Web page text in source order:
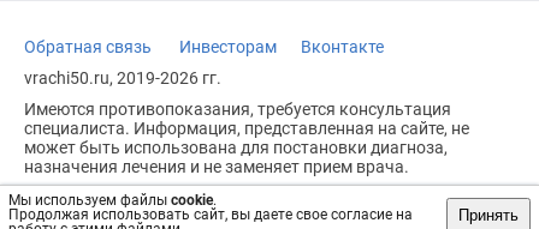
Мы используем файлы cookie.
Продолжая использовать сайт, вы даете свое согласие на
Принять
Обратная связь Инвесторам
Вконтакте
vrachi50.ru, 2019-2026 гг.
Имеются противопоказания, требуется консультация
специалиста. Информация, представленная на сайте, не
может быть использована для постановки диагноза,
назначения лечения и не заменяет прием врача.
Возрастное ограничение: 18+